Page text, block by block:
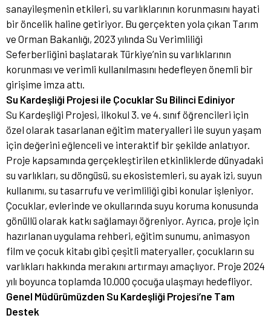
sanayileşmenin etkileri, su varlıklarının korunmasını hayati
bir öncelik haline getiriyor. Bu gerçekten yola çıkan Tarım
ve Orman Bakanlığı, 2023 yılında Su Verimliliği
Seferberliğini başlatarak Türkiye’nin su varlıklarının
korunması ve verimli kullanılmasını hedefleyen önemli bir
girişime imza attı.
Su Kardeşliği Projesi ile Çocuklar Su Bilinci Ediniyor
Su Kardeşliği Projesi, ilkokul 3. ve 4. sınıf öğrencileri için
özel olarak tasarlanan eğitim materyalleri ile suyun yaşam
için değerini eğlenceli ve interaktif bir şekilde anlatıyor.
Proje kapsamında gerçekleştirilen etkinliklerde dünyadaki
su varlıkları, su döngüsü, su ekosistemleri, su ayak izi, suyun
kullanımı, su tasarrufu ve verimliliği gibi konular işleniyor.
Çocuklar, evlerinde ve okullarında suyu koruma konusunda
gönüllü olarak katkı sağlamayı öğreniyor. Ayrıca, proje için
hazırlanan uygulama rehberi, eğitim sunumu, animasyon
film ve çocuk kitabı gibi çeşitli materyaller, çocukların su
varlıkları hakkında merakını artırmayı amaçlıyor. Proje 2024
yılı boyunca toplamda 10.000 çocuğa ulaşmayı hedefliyor.
Genel Müdürümüzden Su Kardeşliği Projesi’ne Tam
Destek